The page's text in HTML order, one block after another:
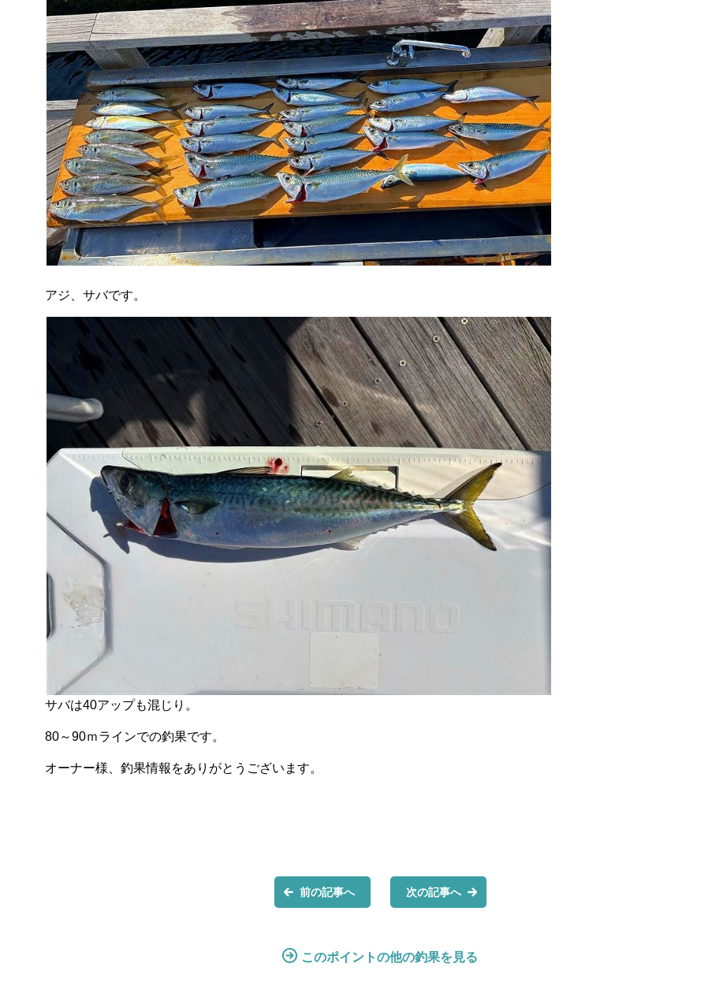
アジ、サバです。
サバは40アップも混じり。
80～90ｍラインでの釣果です。
オーナー様、釣果情報をありがとうございます。
前の記事へ 次の記事へ
このポイントの他の釣果を見る